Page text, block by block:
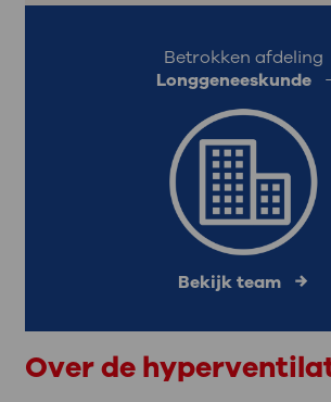
Betrokken afdeling
Longgeneeskunde
Bekijk team
Over de